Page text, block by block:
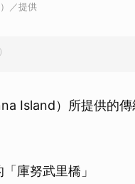
／提供
Island）所提供的
庫努武里橋」